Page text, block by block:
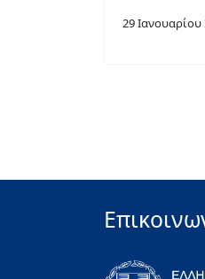
29 Ιανουαρίου